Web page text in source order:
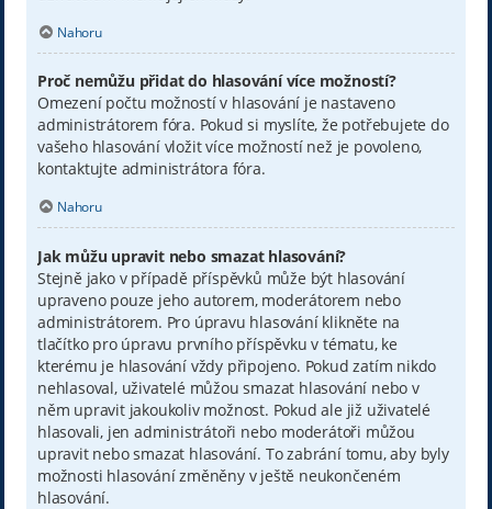
Nahoru
Proč nemůžu přidat do hlasování více možností?
Omezení počtu možností v hlasování je nastaveno
administrátorem fóra. Pokud si myslíte, že potřebujete do
vašeho hlasování vložit více možností než je povoleno,
kontaktujte administrátora fóra.
Nahoru
Jak můžu upravit nebo smazat hlasování?
Stejně jako v případě příspěvků může být hlasování
upraveno pouze jeho autorem, moderátorem nebo
administrátorem. Pro úpravu hlasování klikněte na
tlačítko pro úpravu prvního příspěvku v tématu, ke
kterému je hlasování vždy připojeno. Pokud zatím nikdo
nehlasoval, uživatelé můžou smazat hlasování nebo v
něm upravit jakoukoliv možnost. Pokud ale již uživatelé
hlasovali, jen administrátoři nebo moderátoři můžou
upravit nebo smazat hlasování. To zabrání tomu, aby byly
možnosti hlasování změněny v ještě neukončeném
hlasování.